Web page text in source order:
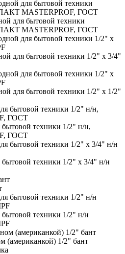
для бытовой техники
MASTERPROF, ГОСТ
для бытовой техники 1/2" х 3/4"
для бытовой техники 1/2" х 1/2"
техники 1/2" н/н,
ГОСТ
техники 1/2" х 3/4" н/н
техники 1/2" н/н
(американкой) 1/2" бант